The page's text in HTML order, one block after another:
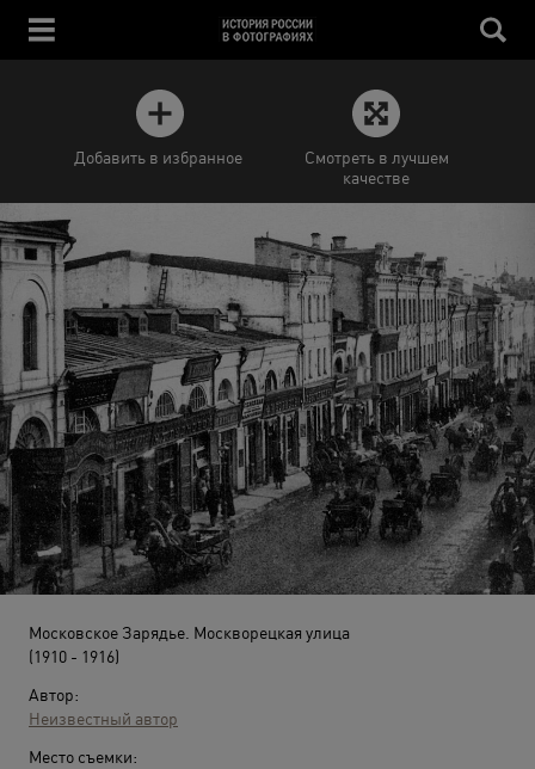
Добавить в избранное
Смотреть в лучшем
качестве
Московское Зарядье. Москворецкая улица
(1910 - 1916)
Автор:
Неизвестный автор
Место съемки: